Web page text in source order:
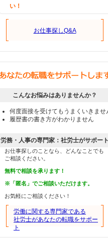
い！
お仕事探しQ&A
こんなお悩みはありませんか？
何度面接を受けてもうまくいきませ
履歴書の書き方がわかりません
労務・人事の専門家：社労士がサポート
お仕事探しのことなら、どんなことでも
ご相談ください。
無料で相談を承ります！
※「匿名」でご相談いただけます。
お気軽にご相談ください！
労働に関する専門家である
社労士があなたの転職をサポー
ト